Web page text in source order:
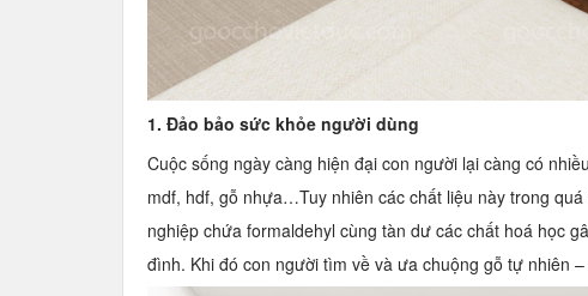
1. Đảo bảo sức khỏe người dùng
Cuộc sống ngày càng hiện đại con người lại càng có
mdf, hdf, gỗ nhựa…Tuy nhiên các chất liệu này trong
nghiệp chứa formaldehyl cùng tàn dư các chất hoá học
đình. Khi đó con người tìm về và ưa chuộng gỗ tự nhiên